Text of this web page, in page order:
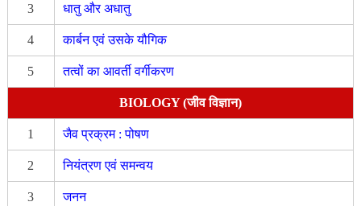
3 धातु और अधातु
4 कार्बन एवं उसके यौगिक
5 तत्वों का आवर्ती वर्गीकरण
BIOLOGY (जीव विज्ञान)
1 जैव प्रक्रम : पोषण
2 नियंत्रण एवं समन्वय
3 जनन